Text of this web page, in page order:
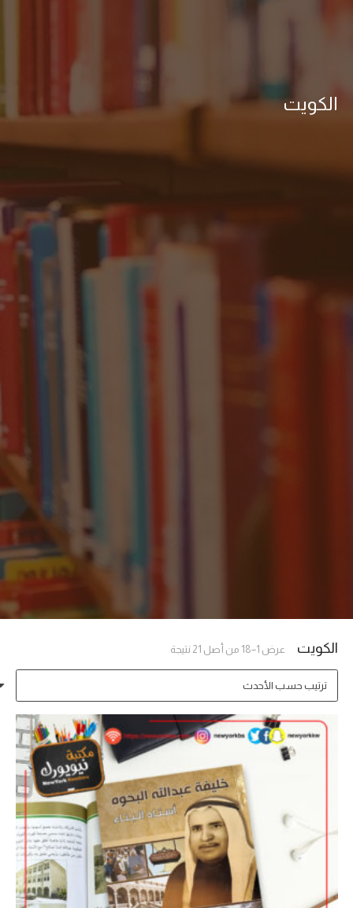
الكويت
الكويت عرض 1–18 من أصل 21 نتيجة
الفرز